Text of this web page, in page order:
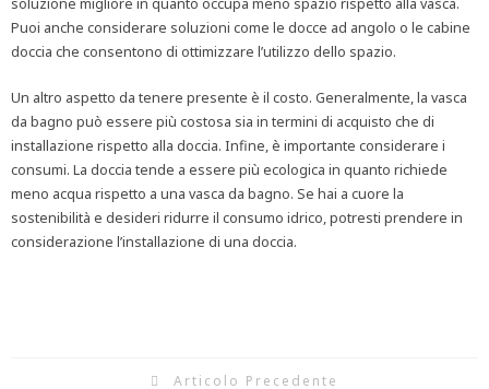
soluzione migliore in quanto occupa meno spazio rispetto alla vasca.
Puoi anche considerare soluzioni come le docce ad angolo o le cabine
doccia che consentono di ottimizzare l’utilizzo dello spazio.
Un altro aspetto da tenere presente è il costo. Generalmente, la vasca
da bagno può essere più costosa sia in termini di acquisto che di
installazione rispetto alla doccia. Infine, è importante considerare i
consumi. La doccia tende a essere più ecologica in quanto richiede
meno acqua rispetto a una vasca da bagno. Se hai a cuore la
sostenibilità e desideri ridurre il consumo idrico, potresti prendere in
considerazione l’installazione di una doccia.
Articolo Precedente